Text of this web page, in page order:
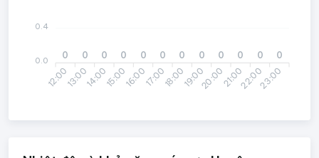
12:0013:0014:0015:0016:0017:0018:0019:0020:0021:0022:0023:00
0 0 0 0 0 0 0 0 0 0 0 0
0.4
0.0